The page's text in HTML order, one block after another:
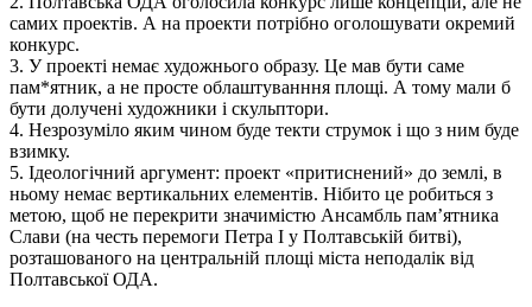
самих проектів. А на проекти потрібно оголошувати окремий
конкурс.
3. У проекті немає художнього образу. Це мав бути саме
пам*ятник, а не просте облаштуванння площі. А тому мали б
бути долучені художники і скульптори.
4. Незрозуміло яким чином буде текти струмок і що з ним буде
взимку.
5. Ідеологічний аргумент: проект «притиснений» до землі, в
ньому немає вертикальних елементів. Нібито це робиться з
метою, щоб не перекрити значимістю Ансамбль пам’ятника
Слави (на честь перемоги Петра І у Полтавській битві),
розташованого на центральній площі міста неподалік від
Полтавської ОДА.